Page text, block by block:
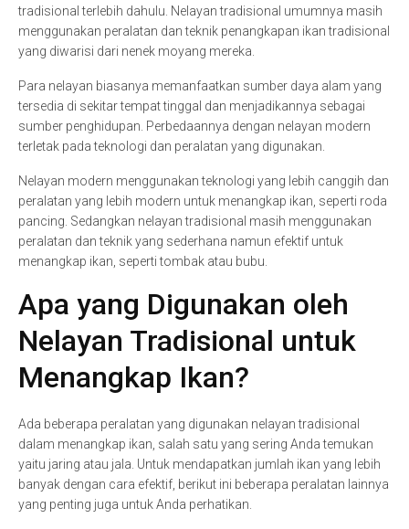
tradisional terlebih dahulu. Nelayan tradisional umumnya masih
menggunakan peralatan dan teknik penangkapan ikan tradisional
yang diwarisi dari nenek moyang mereka.
Para nelayan biasanya memanfaatkan sumber daya alam yang
tersedia di sekitar tempat tinggal dan menjadikannya sebagai
sumber penghidupan. Perbedaannya dengan nelayan modern
terletak pada teknologi dan peralatan yang digunakan.
Nelayan modern menggunakan teknologi yang lebih canggih dan
peralatan yang lebih modern untuk menangkap ikan, seperti roda
pancing. Sedangkan nelayan tradisional masih menggunakan
peralatan dan teknik yang sederhana namun efektif untuk
menangkap ikan, seperti tombak atau bubu.
Apa yang Digunakan oleh
Nelayan Tradisional untuk
Menangkap Ikan?
Ada beberapa peralatan yang digunakan nelayan tradisional
dalam menangkap ikan, salah satu yang sering Anda temukan
yaitu jaring atau jala. Untuk mendapatkan jumlah ikan yang lebih
banyak dengan cara efektif, berikut ini beberapa peralatan lainnya
yang penting juga untuk Anda perhatikan.